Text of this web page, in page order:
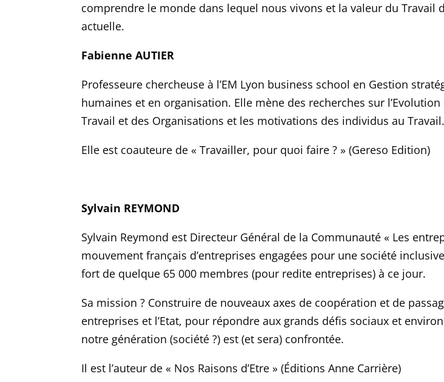
comprendre le monde dans lequel nous vivons et la valeur du Travail
actuelle.
Fabienne AUTIER
Professeure chercheuse à l’EM Lyon business school en Gestion
humaines et en organisation. Elle mène des recherches sur
Travail et des Organisations et les motivations des individus auTravail.
Elle est coauteure de « Travailler, pour quoi faire? » (Gereso Edition)
Sylvain REYMOND
Sylvain Reymond est Directeur Général de la Communauté « Les
mouvementfrançais d’entreprises engagées pour une société
fort de quelque 65 000 membres (pour redite entreprises) à ce jour.
Sa mission ? Construire de nouveaux axes de coopération et de
entreprises et l’Etat, pour répondre aux grands défis sociaux et
notre génération (société ?) est (et sera) confrontée.
Il est l’auteur de « Nos Raisons d’Etre »(Éditions Anne Carrière)